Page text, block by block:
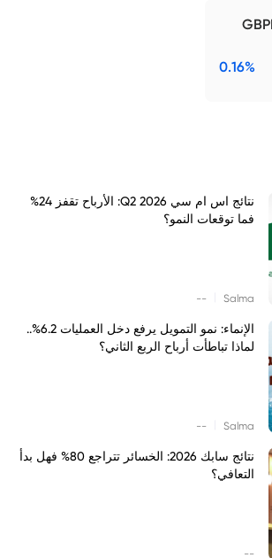
0.16%
نتائج اس ام سي Q2 2026: الأرباح تقفز 24%
فما توقعات النمو؟
Salma
--
الإنماء: نمو التمويل يرفع دخل العمليات 6.2%..
لماذا تباطأت أرباح الربع الثاني؟
Salma
--
نتائج سابك 2026: الخسائر تتراجع 80% فهل بدأ
التعافي؟
--